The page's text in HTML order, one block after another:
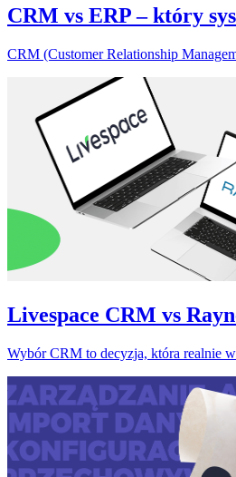
CRM vs ERP – który
CRM (Customer Relationship
Livespace CRM vs
Wybór CRM to decyzja, która realnie